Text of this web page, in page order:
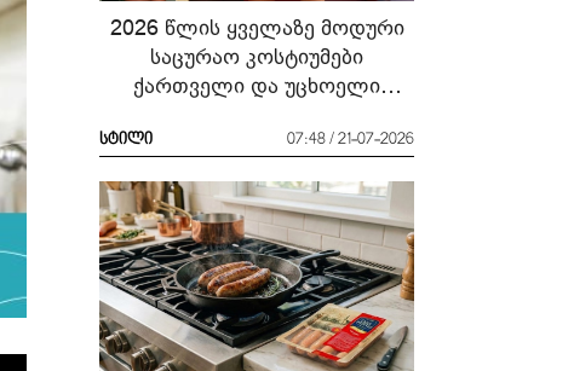
2026 წლის ყველაზე მოდური
საცურაო კოსტიუმები
ქართველი და უცხოელი
რა ჩავიცვათ სანაპიროზე?
სტილი 07:48 / 21-07-2026